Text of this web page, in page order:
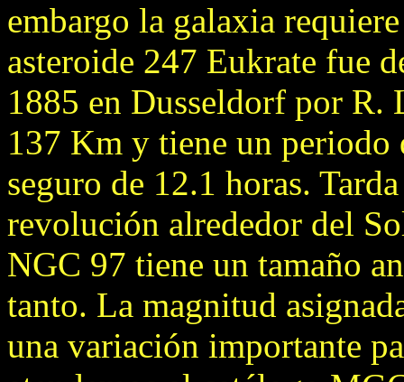
embargo la galaxia
asteroide 247 Eukrate fue
1885 en Dusseldorf por R.
137 Km y tiene un periodo
seguro de 12.1 horas.
revolución alrededor del
NGC 97 tiene un tamaño
tanto. La magnitud
una variación importante